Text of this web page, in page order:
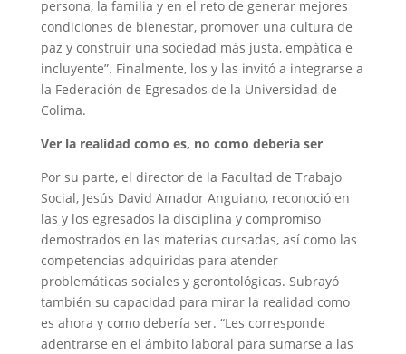
persona, la familia y en el reto de generar mejores
condiciones de bienestar, promover una cultura de
paz y construir una sociedad más justa, empática e
incluyente”. Finalmente, los y las invitó a integrarse a
la Federación de Egresados de la Universidad de
Colima.
Ver la realidad como es, no como debería ser
Por su parte, el director de la Facultad de Trabajo
Social, Jesús David Amador Anguiano, reconoció en
las y los egresados la disciplina y compromiso
demostrados en las materias cursadas, así como las
competencias adquiridas para atender
problemáticas sociales y gerontológicas. Subrayó
también su capacidad para mirar la realidad como
es ahora y como debería ser. “Les corresponde
adentrarse en el ámbito laboral para sumarse a las